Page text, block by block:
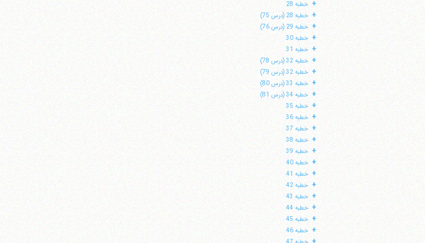
+ خطبه 28
+ خطبه 28 (درس 75)
+ خطبه 29 (درس 76)
+ خطبه 30
+ خطبه 31
+ خطبه 32 (درس 78)
+ خطبه 32 (درس 79)
+ خطبه 33 (درس 80)
+ خطبه 34 (درس 81)
+ خطبه 35
+ خطبه 36
+ خطبه 37
+ خطبه 38
+ خطبه 39
+ خطبه 40
+ خطبه 41
+ خطبه 42
+ خطبه 43
+ خطبه 44
+ خطبه 45
+ خطبه 46